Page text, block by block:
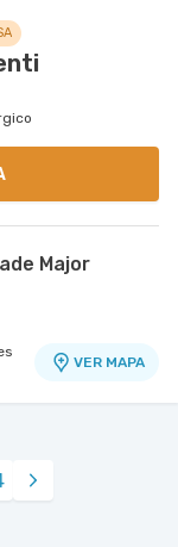
Major
VER MAPA